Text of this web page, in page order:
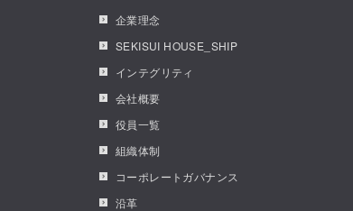
企業理念
SEKISUI HOUSE_SHIP
インテグリティ
会社概要
役員一覧
組織体制
コーポレートガバナンス
沿革